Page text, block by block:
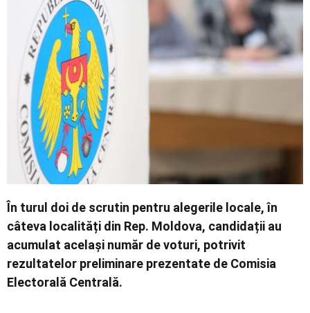
Contact
În turul doi de scrutin pentru alegerile locale, în
câteva localități din Rep. Moldova, candidații au
acumulat același număr de voturi, potrivit
rezultatelor preliminare prezentate de Comisia
Electorală Centrală.